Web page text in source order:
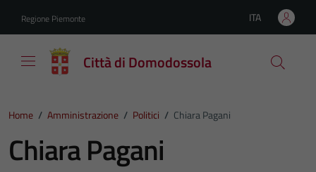
Regione Piemonte Lingua attiva:
ITA
Città di Domodossola
Home / Amministrazione / Politici / Chiara Pagani
Chiara Pagani